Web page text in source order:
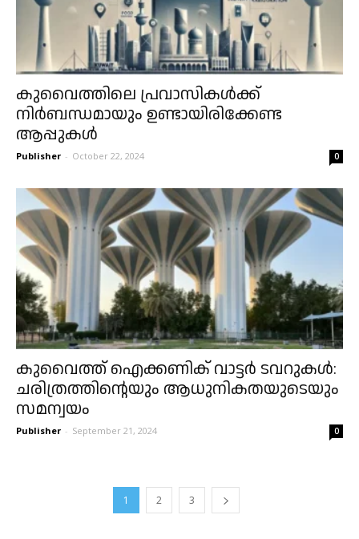
കുവൈത്തിലെ പ്രവാസികൾക്ക്
നിർബന്ധമായും ഉണ്ടായിരിക്കേണ്ട
ആപ്പുകൾ
Publisher - October 22, 2024 0
കുവൈത്ത് ഐക്കണിക് വാട്ടർ ടവറുകൾ:
ചരിത്രത്തിൻ്റെയും ആധുനികതയുടെയും
സമന്വയം
Publisher - September 21, 2024 0
1 2 3